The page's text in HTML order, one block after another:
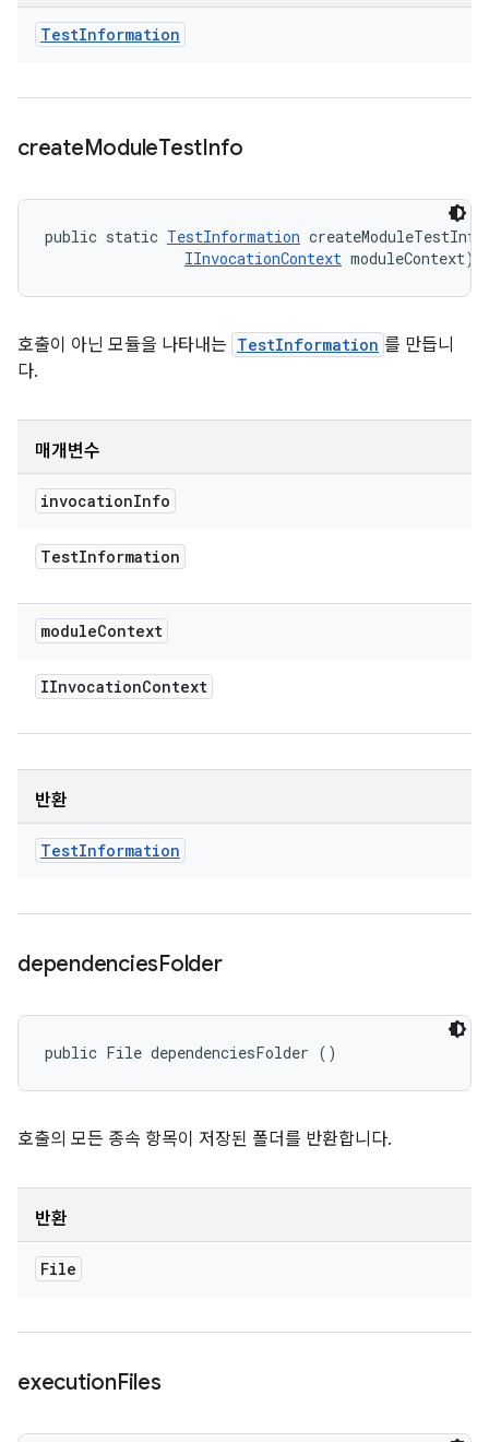
TestInformation
createModuleTestInfo
public static TestInformation
IInvocationContext moduleContext)
호출이 아닌 모듈을 나타내는 TestInformation 를 만듭니
다.
매개변수
invocationInfo
TestInformation
moduleContext
IInvocationContext
반환
TestInformation
dependenciesFolder
public File dependenciesFolder ()
호출의 모든 종속 항목이 저장된 폴더를 반환합니다.
반환
File
executionFiles